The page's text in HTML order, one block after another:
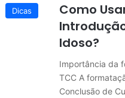
Dicas
Como
Idoso?
Importância da
TCC A
Conclusão de